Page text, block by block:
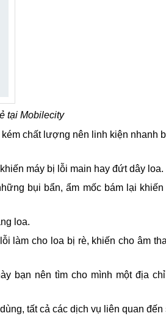
tại Mobilecity
chất lượng nên linh kiện nhanh
máy bị lỗi main hay đứt dây loa.
bụi bẩn, ẩm mốc bám lại khiến